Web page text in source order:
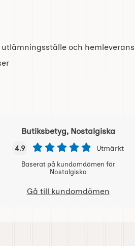
utlämningsställe och hemleverans
Butiksbetyg, Nostalgiska
4.9 Utmärkt
Baserat på kundomdömen för
Nostalgiska
Gå till kundomdömen